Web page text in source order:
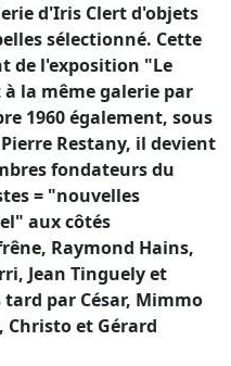
d'Iris Clert d'objets
sélectionné. Cette
de l'exposition "Le
la même galerie par
1960 également, sous
Restany, il devient
fondateurs du
= "nouvelles
aux côtés
Raymond Hains,
Jean Tinguely et
par César, Mimmo
Christo et Gérard